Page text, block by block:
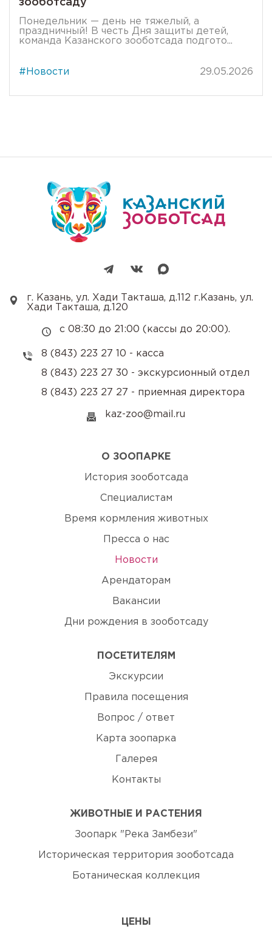
зооботсаду
Понедельник — день не тяжелый, а
праздничный! В честь Дня защиты детей,
команда Казанского зооботсада подгото...
#Новости 29.05.2026
О ЗООПАРКЕ
История зооботсада
Специалистам
Время кормления животных
Пресса о нас
Новости
Арендаторам
Вакансии
Дни рождения в зооботсаду
ПОСЕТИТЕЛЯМ
Экскурсии
Правила посещения
Вопрос / ответ
Карта зоопарка
Галерея
Контакты
ЖИВОТНЫЕ И РАСТЕНИЯ
Зоопарк "Река Замбези"
Историческая территория зооботсада
Ботаническая коллекция
ЦЕНЫ
г. Казань, ул. Хади Такташа, д.112 г.Казань, ул.
Хади Такташа, д.120
с 08:30 до 21:00 (кассы до 20:00).
8 (843) 223 27 10 - касса
8 (843) 223 27 30 - экскурсионный отдел
8 (843) 223 27 27 - приемная директора
kaz-zoo@mail.ru